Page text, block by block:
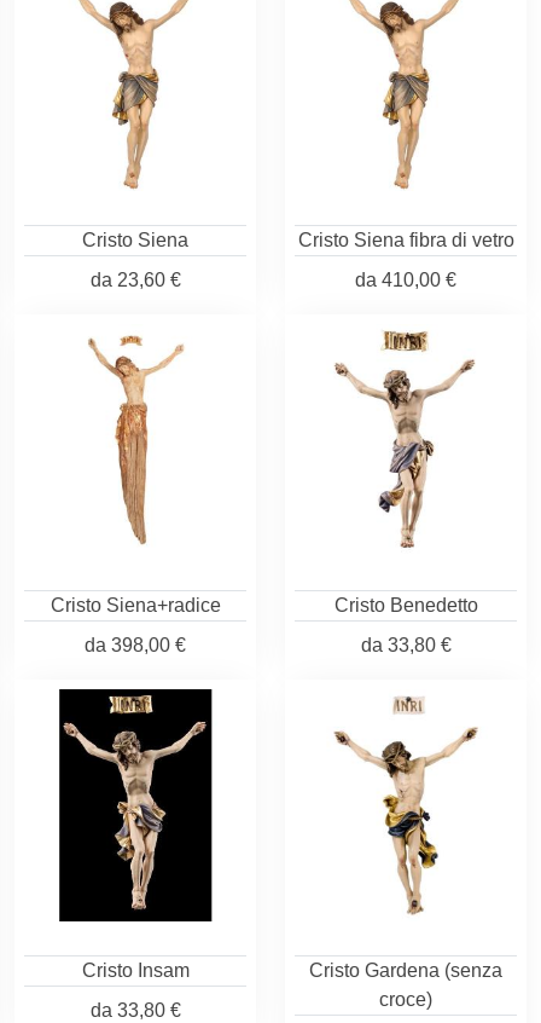
Cristo Siena
da 23,60 €
Cristo Siena fibra di vetro
da 410,00 €
Cristo Siena+radice
da 398,00 €
Cristo Benedetto
da 33,80 €
Cristo Insam
da 33,80 €
Cristo Gardena (senza
croce)